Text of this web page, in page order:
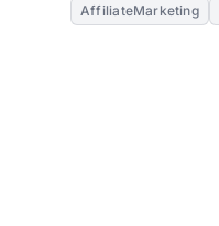
AffiliateMarketing